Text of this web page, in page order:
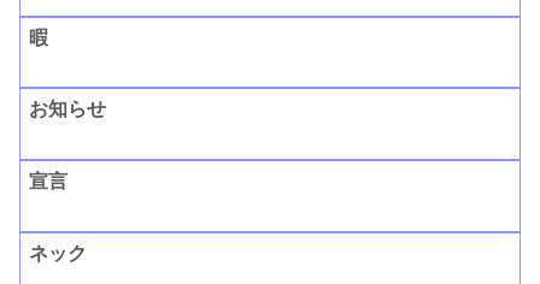
暇
お知らせ
宣言
ネック